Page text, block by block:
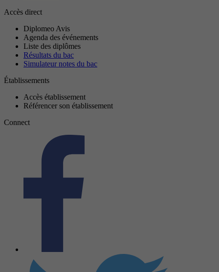
Accès direct
Diplomeo Avis
Agenda des événements
Liste des diplômes
Résultats du bac
Simulateur notes du bac
Établissements
Accès établissement
Référencer son établissement
Connect